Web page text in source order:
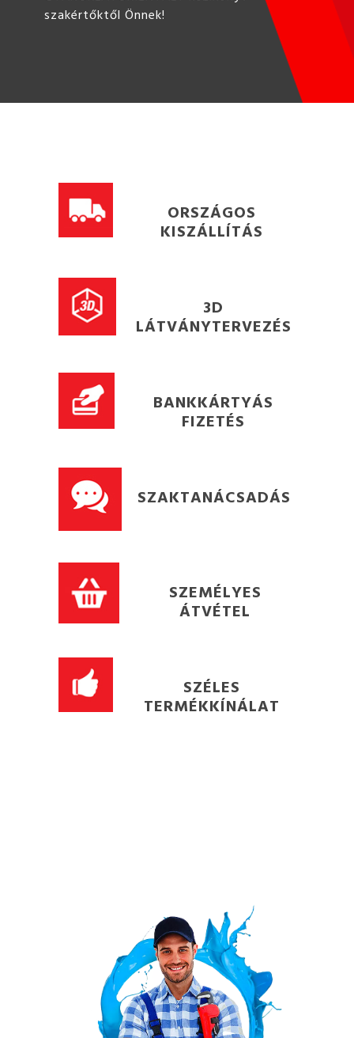
szakértőktől Önnek!
ORSZÁGOS
KISZÁLLÍTÁS
3D
LÁTVÁNYTERVEZÉS
BANKKÁRTYÁS
FIZETÉS
SZAKTANÁCSADÁS
SZEMÉLYES
ÁTVÉTEL
SZÉLES
TERMÉKKÍNÁLAT